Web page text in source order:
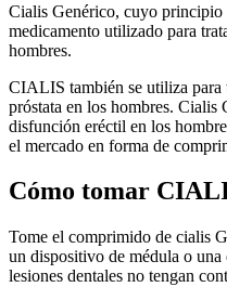
Cialis Genérico, cuyo principio
medicamento utilizado para
hombres.
CIALIS también se utiliza para
próstata en los hombres. Cialis
disfunción eréctil en los
el mercado en forma de
Cómo tomar
Tome el comprimido de cialis
un dispositivo de médula o una
lesiones dentales no tengan